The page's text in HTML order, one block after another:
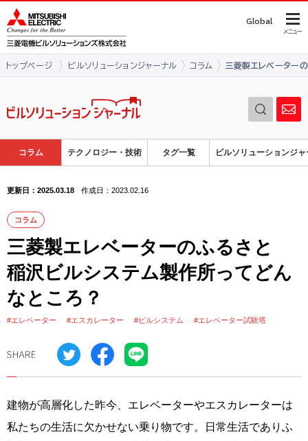
Global
メニュー
トップページ ビルソリューションジャーナル コラム 三菱製エレベーター
コラム テクノロジー・技術 タグ一覧 ビルソリューションジ
更新日：2025.03.18 作成日：2023.02.16
コラム
三菱製エレベーターのふるさと
稲沢ビルシステム製作所ってどん
なところ？
#エレベーター #エスカレーター #ビルシステム #エレベーター試験塔
建物が高層化した昨今、エレベーターやエスカレーターは
私たちの生活に欠かせない乗り物です。日常生活でありふ